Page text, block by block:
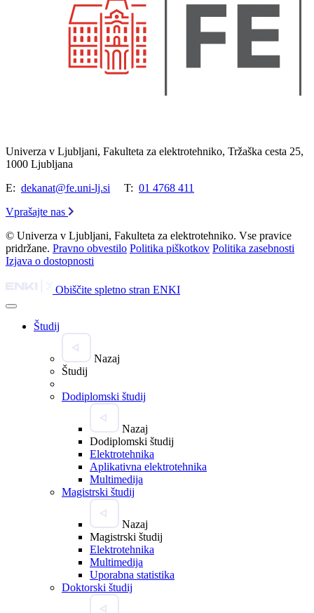
Univerza v Ljubljani, Fakulteta za elektrotehniko, Tržaška cesta 25,
1000 Ljubljana
E: dekanat@fe.uni-lj.si T: 01 4768 411
Vprašajte nas
© Univerza v Ljubljani, Fakulteta za elektrotehniko. Vse pravice
pridržane. Pravno obvestilo Politika piškotkov Politika zasebnosti
Izjava o dostopnosti
Obiščite spletno stran ENKI
Študij
Nazaj
Študij
Dodiplomski študij
Nazaj
Dodiplomski študij
Elektrotehnika
Aplikativna elektrotehnika
Multimedija
Magistrski študij
Nazaj
Magistrski študij
Elektrotehnika
Multimedija
Uporabna statistika
Doktorski študij